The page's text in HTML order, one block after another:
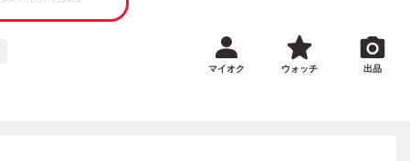
マイオク ウォッチ 出品